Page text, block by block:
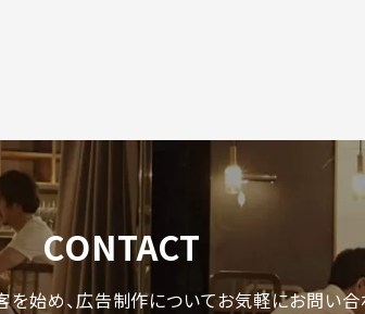
CONTACT
始め、 広告制作についてお気軽にお問い合